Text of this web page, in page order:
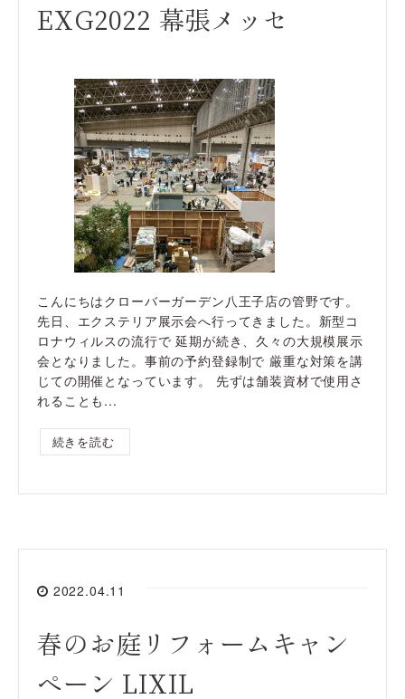
EXG2022 幕張メッセ
こんにちはクローバーガーデン八王子店の管野です。
先日、エクステリア展示会へ行ってきました。新型コ
ロナウィルスの流行で 延期が続き、久々の大規模展示
会となりました。事前の予約登録制で 厳重な対策を講
じての開催となっています。 先ずは舗装資材で使用さ
れることも...
続きを読む
2022.04.11
春のお庭リフォームキャン
ペーン LIXIL